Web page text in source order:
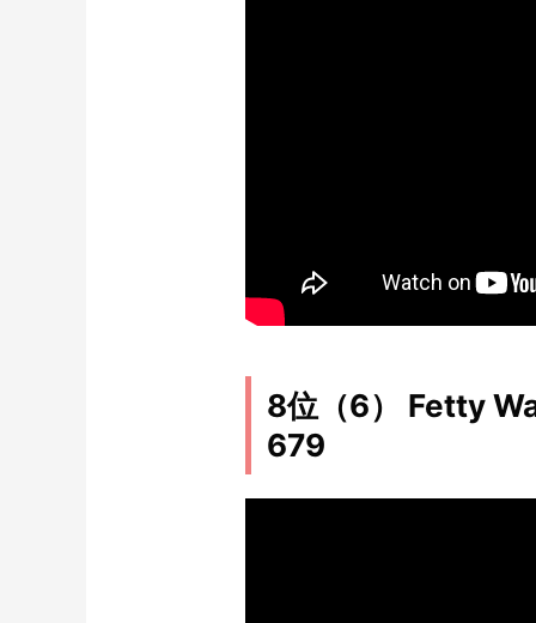
8位（6） Fetty
679